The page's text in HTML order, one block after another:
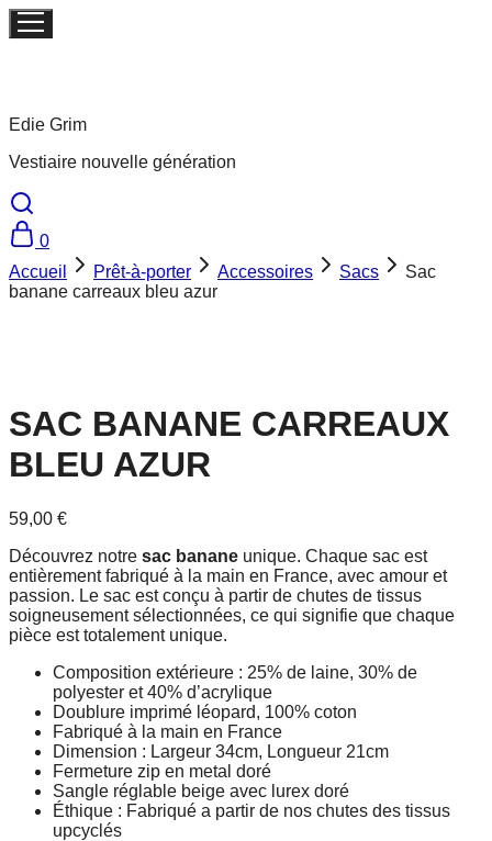
Edie Grim
Vestiaire nouvelle génération
0
Accueil
Prêt-à-porter Accessoires Sacs
Sac
banane carreaux bleu azur
SAC BANANE CARREAUX
BLEU AZUR
59,00 €
Découvrez notre sac banane unique. Chaque sac est
entièrement fabriqué à la main en France, avec amour et
passion. Le sac est conçu à partir de chutes de tissus
soigneusement sélectionnées, ce qui signifie que chaque
pièce est totalement unique.
Composition extérieure : 25% de laine, 30% de
polyester et 40% d’acrylique
Doublure imprimé léopard, 100% coton
Fabriqué à la main en France
Dimension : Largeur 34cm, Longueur 21cm
Fermeture zip en metal doré
Sangle réglable beige avec lurex doré
Éthique : Fabriqué a partir de nos chutes des tissus
upcyclés